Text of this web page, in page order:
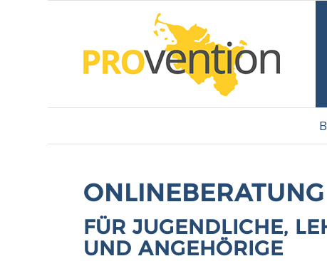
FÜR JUGENDLICHE,
UND ANGEHÖRIGE